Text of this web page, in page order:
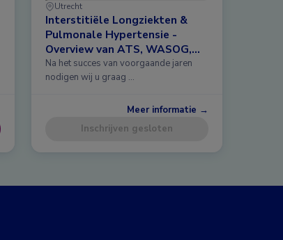
Utrecht
Interstitiële Longziekten &
Pulmonale Hypertensie -
Overview van ATS, WASOG,
ERS 2025 en meer
Na het succes van voorgaande jaren
nodigen wij u graag …
Meer informatie →
Inschrijven gesloten